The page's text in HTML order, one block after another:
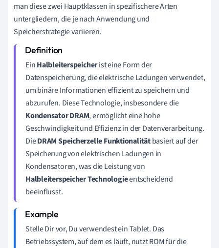
man diese zwei Hauptklassen in spezifischere Arten
untergliedern, die je nach Anwendung und
Speicherstrategie variieren.
EinHalbleiterspeicherist eine Form der
Datenspeicherung, die elektrische Ladungen verwendet,
um binäre Informationen effizient zu speichern und
abzurufen. Diese Technologie, insbesondere die
Kondensator DRAM, ermöglicht eine hohe
Geschwindigkeit und Effizienz in der Datenverarbeitung.
DieDRAM Speicherzelle Funktionalitätbasiert auf der
Speicherung von elektrischen Ladungen in
Kondensatoren, was die Leistung von
Halbleiterspeicher Technologieentscheidend
beeinflusst.
Stelle Dir vor, Du verwendest ein Tablet. Das
Betriebssystem, auf dem es läuft, nutzt ROM für die